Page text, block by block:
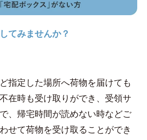
てみませんか？
指定した場所へ荷物を届けても
在時も受け取りができ、受領サ
、帰宅時間が読めない時などご
せて荷物を受け取ることができ